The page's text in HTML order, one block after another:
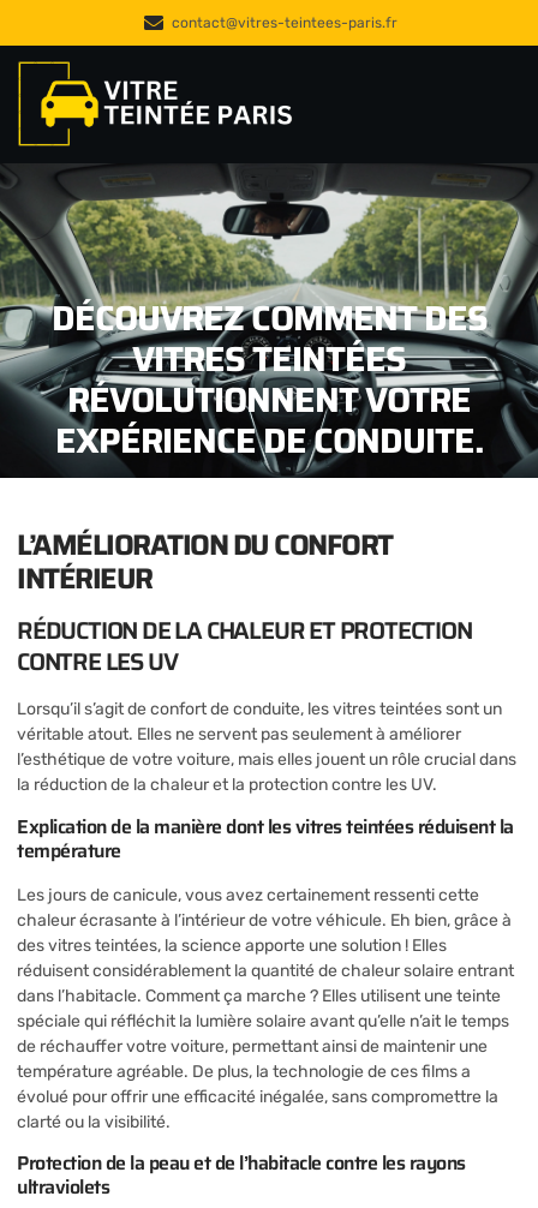
contact@vitres-teintees-paris.fr
DÉCOUVREZ COMMENT DES
VITRES TEINTÉES
RÉVOLUTIONNENT VOTRE
EXPÉRIENCE DE CONDUITE.
L’AMÉLIORATION DU CONFORT
INTÉRIEUR
RÉDUCTION DE LA CHALEUR ET PROTECTION
CONTRE LES UV
Lorsqu’il s’agit de confort de conduite, les vitres teintées sont un
véritable atout. Elles ne servent pas seulement à améliorer
l’esthétique de votre voiture, mais elles jouent un rôle crucial dans
la réduction de la chaleur et la protection contre les UV.
Explication de la manière dont les vitres teintées réduisent la
température
Les jours de canicule, vous avez certainement ressenti cette
chaleur écrasante à l’intérieur de votre véhicule. Eh bien, grâce à
des vitres teintées, la science apporte une solution ! Elles
réduisent considérablement la quantité de chaleur solaire entrant
dans l’habitacle. Comment ça marche ? Elles utilisent une teinte
spéciale qui réfléchit la lumière solaire avant qu’elle n’ait le temps
de réchauffer votre voiture, permettant ainsi de maintenir une
température agréable. De plus, la technologie de ces films a
évolué pour offrir une efficacité inégalée, sans compromettre la
clarté ou la visibilité.
Protection de la peau et de l’habitacle contre les rayons
ultraviolets